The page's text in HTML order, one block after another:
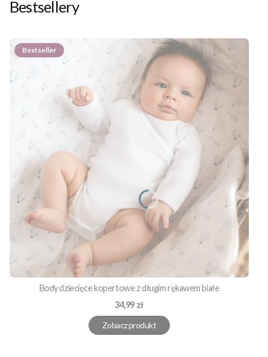
Bestsellery
Bestseller
Body dziecięce kopertowe z długim rękawem białe
Cena
34,99 zł
Zobacz produkt